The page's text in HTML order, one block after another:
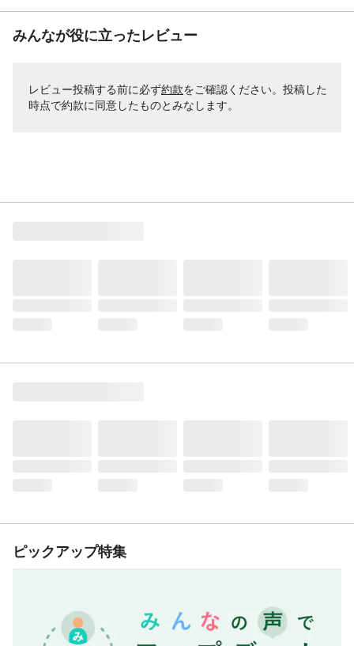
みんなが役に立ったレビュー
レビュー投稿する前に必ず約款をご確認ください。投稿した
時点で約款に同意したものとみなします。
ピックアップ特集